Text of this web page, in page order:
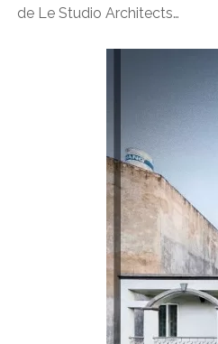
de Le Studio Architects…